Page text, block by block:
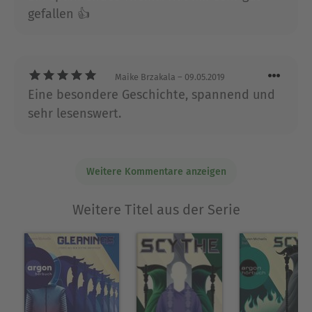
gefallen 👍
Maike Brzakala – 09.05.2019
Eine besondere Geschichte, spannend und
sehr lesenswert.
Weitere Kommentare anzeigen
Weitere Titel aus der Serie